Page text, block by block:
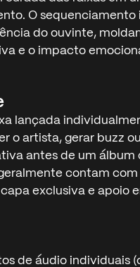
O sequenciamento
do ouvinte,
e o impacto
lançada
o artista, gerar buzz
antes de um álbum
contam
exclusiva e apoio
de áudio individuais